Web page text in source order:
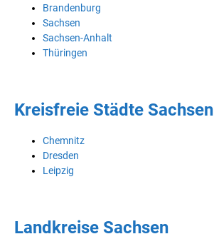
Brandenburg
Sachsen
Sachsen-Anhalt
Thüringen
Kreisfreie Städte Sachsen
Chemnitz
Dresden
Leipzig
Landkreise Sachsen